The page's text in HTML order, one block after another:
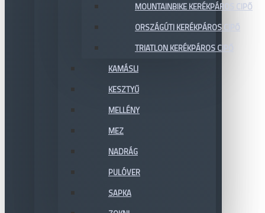
MOUNTAINBIKE KERÉKPÁROS CIPŐ
ORSZÁGÚTI KERÉKPÁROS CIPŐ
TRIATLON KERÉKPÁROS CIPŐ
KAMÁSLI
KESZTYŰ
MELLÉNY
MEZ
NADRÁG
PULÓVER
SAPKA